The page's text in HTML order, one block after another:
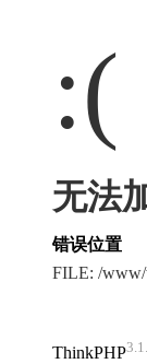
:(
无法
错误位置
FILE: /
ThinkPHP